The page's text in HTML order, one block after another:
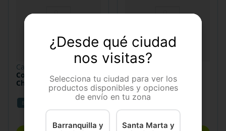
cat chow
Comida Para Gato Cat
Chow Adulto Pescado
8 Kg
141
cat chow
Comida Para Gato Cat
Chow Adultos Activos
900
¿Desde qué ciudad
nos visitas?
Selecciona tu ciudad para ver los
productos disponibles y opciones
de envío en tu zona
Barranquilla y
Santa Marta y